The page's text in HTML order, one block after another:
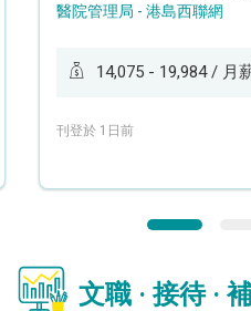
醫院管理局 - 港島西聯網
14,075 - 19,984 / 月
刊登於 1日前
文職 · 接待 ·